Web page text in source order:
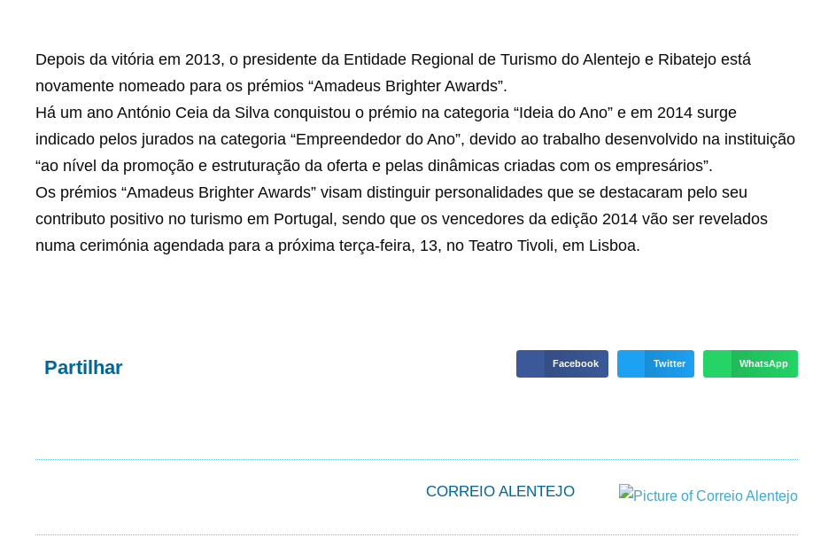
Depois da vitória em 2013, o presidente da Entidade Regional de Turismo do Alentejo e Ribatejo está
novamente nomeado para os prémios “Amadeus Brighter Awards”.
Há um ano António Ceia da Silva conquistou o prémio na categoria “Ideia do Ano” e em 2014 surge
indicado pelos jurados na categoria “Empreendedor do Ano”, devido ao trabalho desenvolvido na instituição
“ao nível da promoção e estruturação da oferta e pelas dinâmicas criadas com os empresários”.
Os prémios “Amadeus Brighter Awards” visam distinguir personalidades que se destacaram pelo seu
contributo positivo no turismo em Portugal, sendo que os vencedores da edição 2014 vão ser revelados
numa cerimónia agendada para a próxima terça-feira, 13, no Teatro Tivoli, em Lisboa.
Partilhar Facebook Twitter WhatsApp
CORREIO ALENTEJO